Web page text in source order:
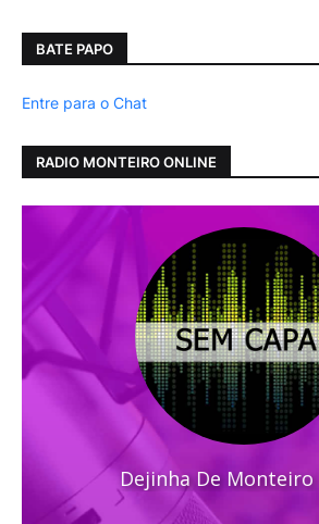
BATE PAPO
Entre para o Chat
RADIO MONTEIRO ONLINE